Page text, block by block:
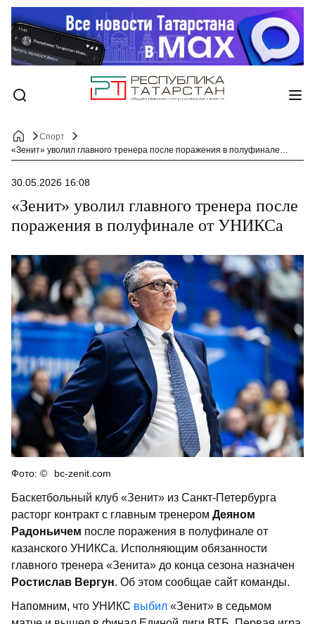
Спорт
«Зенит» уволил главного тренера после поражения в полуфинале от УНИКСа
30.05.2026 16:08
«Зенит» уволил главного тренера после
поражения в полуфинале от УНИКСа
bc-zenit.com
Баскетбольный клуб «Зенит» из Санкт-Петербурга
расторг контракт с главным тренером Деяном
Радоньичем после поражения в полуфинале от
казанского УНИКСа. Исполняющим обязанности
главного тренера «Зенита» до конца сезона назначен
Ростислав Вергун. Об этом сообщае сайт команды.
Напомним, что УНИКС выбил «Зенит» в седьмом